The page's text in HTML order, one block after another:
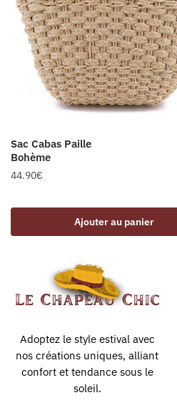
Sac Cabas Paille
Bohème
44.90€
Ajouter au panier
Adoptez le style estival avec
nos créations uniques, alliant
confort et tendance sous le
soleil.